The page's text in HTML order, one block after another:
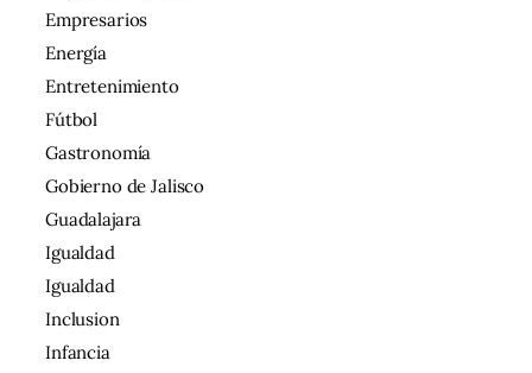
Empresarios
Energía
Entretenimiento
Fútbol
Gastronomía
Gobierno de Jalisco
Guadalajara
Igualdad
Igualdad
Inclusion
Infancia